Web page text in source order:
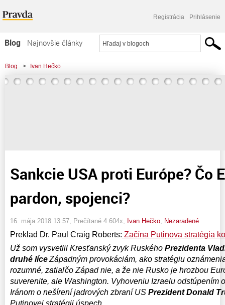
Registrácia Prihlásenie
Blog
Najnovšie články
Najčítanejšie články
Najkomentovanejšie články
Blog > Ivan Hečko
> Sankcie USA proti Európe? Čo Európski vazali, pardon, spojenci?
Sankcie USA proti Európe? Čo
pardon, spojenci?
16. mája 2018 13:57 , Prečítané 4 604x, Ivan Hečko Nezaradené
Preklad Dr. Paul Craig Roberts: Začína Putinova stratégia
Už som vysvetlil Kresťanský zvyk Ruského Prezidenta
druhé líceZápadným provokáciám, ako stratégiu
rozumné, zatiaľčo Západ nie, a že nie Rusko je hrozbou
suverenite, ale Washington. Vyhoveniu Izraelu odstúpením
Iránom o nešírení jadrových zbraní US Prezident Donald
Putinovej stratégii úspech.